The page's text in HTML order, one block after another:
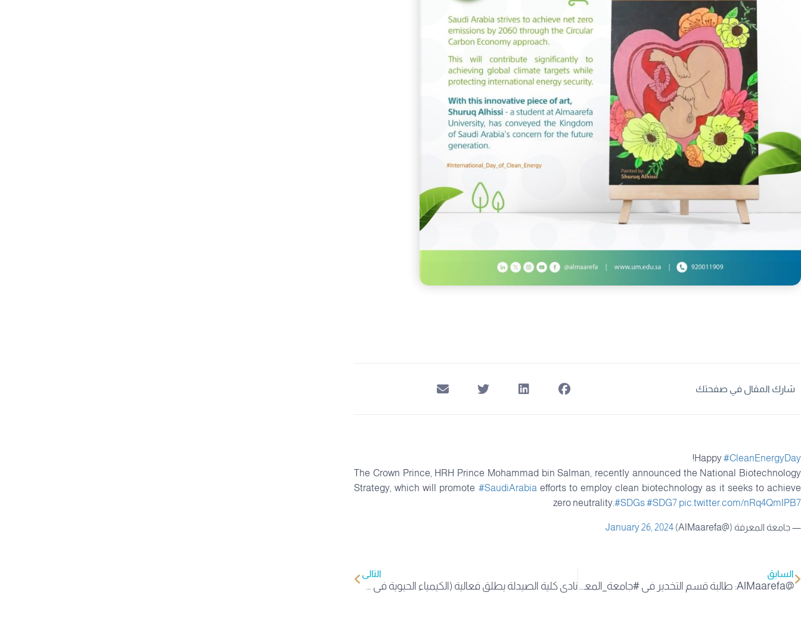
شارك المقال في صفحتك
Happy#CleanEnergyDay
!
The Crown Prince, HRH Prince Mohammad bin Salman, recently announced the National Biotechnology
Strategy, which will promote #SaudiArabia efforts to employ clean biotechnology as it seeks to achieve
zero neutrality.#SDGs#SDG7 pic.twitter.com/nRq4QmIPB7
— جامعة المعرفة (@AlMaarefa) January 26, 2024
السابق
@AlMaarefa: طالبة قسم التخدير في #جامعة_المعرفة سما البدري تشارك – مع زميلاتها من الجامعات السعودية – بمشروعها ا
التالي
نادي كلية الصيدلة يطلق فعالية (الكيمياء الحيوية في حياتنا) في جامعة المعرفة